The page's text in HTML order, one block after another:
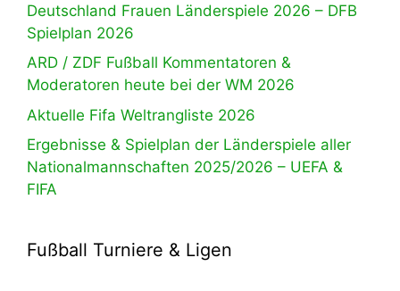
Deutschland Frauen Länderspiele 2026 – DFB
Spielplan 2026
ARD / ZDF Fußball Kommentatoren &
Moderatoren heute bei der WM 2026
Aktuelle Fifa Weltrangliste 2026
Ergebnisse & Spielplan der Länderspiele aller
Nationalmannschaften 2025/2026 – UEFA &
FIFA
Fußball Turniere & Ligen